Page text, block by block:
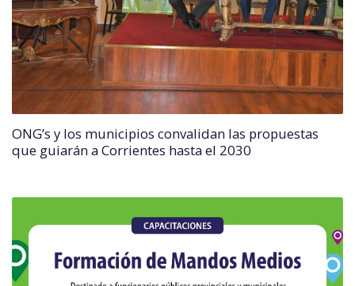
ONG’s y los municipios convalidan las propuestas
que guiarán a Corrientes hasta el 2030